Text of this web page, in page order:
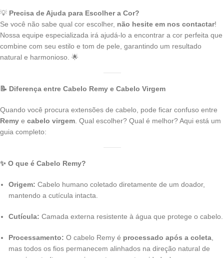
💡 Precisa de Ajuda para Escolher a Cor?
Se você não sabe qual cor escolher, não hesite em nos contactar!
Nossa equipe especializada irá ajudá-lo a encontrar a cor perfeita que
combine com seu estilo e tom de pele, garantindo um resultado
natural e harmonioso. 🌟
📝 Diferença entre Cabelo Remy e Cabelo Virgem
Quando você procura extensões de cabelo, pode ficar confuso entre
Remy e cabelo virgem. Qual escolher? Qual é melhor? Aqui está um
guia completo:
✨ O que é Cabelo Remy?
Origem: Cabelo humano coletado diretamente de um doador,
mantendo a cutícula intacta.
Cutícula: Camada externa resistente à água que protege o cabelo.
Processamento: O cabelo Remy é processado após a coleta,
mas todos os fios permanecem alinhados na direção natural de